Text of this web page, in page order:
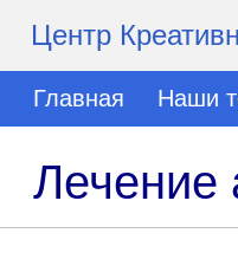
Центр
Главная Наши
Лечение